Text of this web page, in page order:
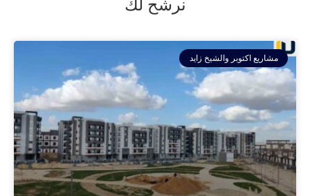
نرشح لك
مشاريع اكتوبر والشيخ زايد